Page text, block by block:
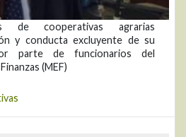
de cooperativas agrarias
y conducta excluyente de su
parte de funcionarios del
(MEF)